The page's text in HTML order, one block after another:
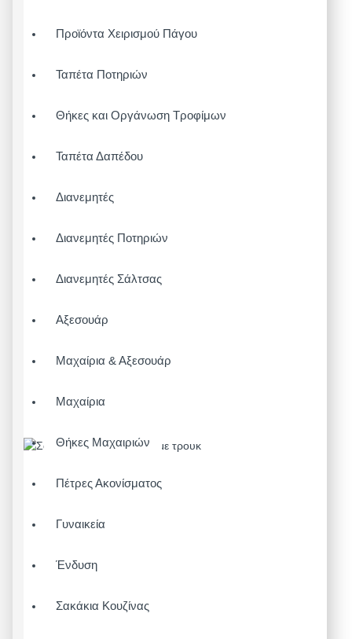
Προϊόντα Χειρισμού Πάγου
Ταπέτα Ποτηριών
Θήκες και Οργάνωση Τροφίμων
Ταπέτα Δαπέδου
Διανεμητές
Διανεμητές Ποτηριών
Διανεμητές Σάλτσας
Αξεσουάρ
Μαχαίρια & Αξεσουάρ
Μαχαίρια
Θήκες Μαχαιριών
Πέτρες Ακονίσματος
Γυναικεία
Ένδυση
Σακάκια Κουζίνας